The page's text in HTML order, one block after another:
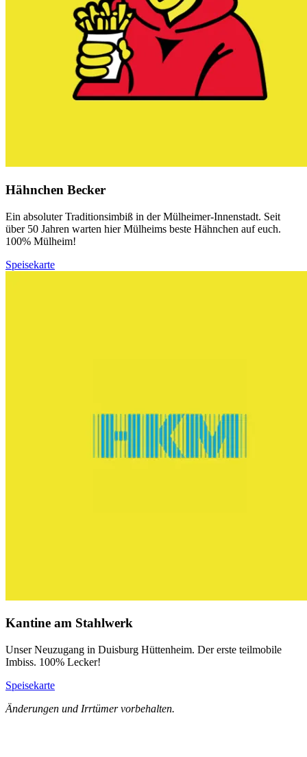
Hähnchen Becker
Ein absoluter Traditionsimbiß in der Mülheimer-Innenstadt. Seit
über 50 Jahren warten hier Mülheims beste Hähnchen auf euch.
100% Mülheim!
Speisekarte
Kantine am Stahlwerk
Unser Neuzugang in Duisburg Hüttenheim. Der erste teilmobile
Imbiss. 100% Lecker!
Speisekarte
Änderungen und Irrtümer vorbehalten.